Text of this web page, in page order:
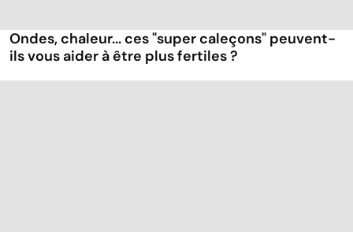
Ondes, chaleur... ces "super caleçons" peuvent-
ils vous aider à être plus fertiles ?